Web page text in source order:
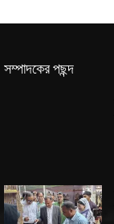
সম্পাদকের পছন্দ